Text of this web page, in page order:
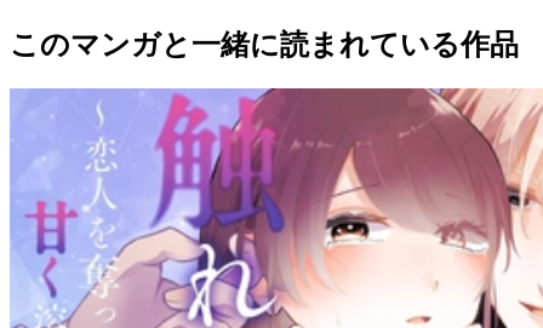
このマンガと一緒に読まれている作品